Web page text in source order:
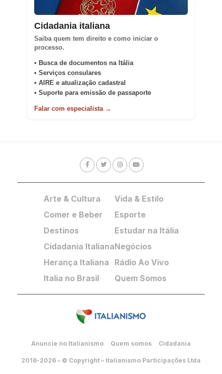
Cidadania italiana
Saiba quem tem direito e como iniciar o
processo.
• Busca de documentos na Itália
• Serviços consulares
• AIRE e atualização cadastral
• Suporte para emissão de passaporte
Falar com especialista →
Arte & Cultura
Comer e Beber
Destinos
Cidadania Italiana
Herança Italiana
Italia no Brasil
Vida & Estilo
Esporte
Estudar na Itália
Negócios
Rádio Ao Vivo
Quem Somos
Anuncie no Italianismo Quem somos Cidadania
2016-2026 – © Copyright – Italianismo Participações Ltda